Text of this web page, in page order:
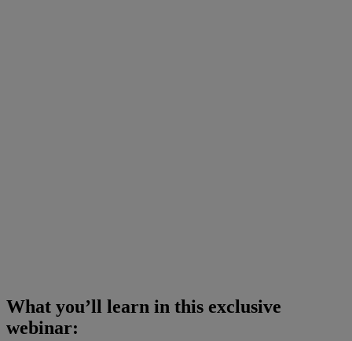
What you’ll learn in this exclusive
webinar: